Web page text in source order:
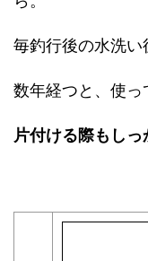
毎釣行後の水洗い
数年経つと、使っ
片付ける際もしっ